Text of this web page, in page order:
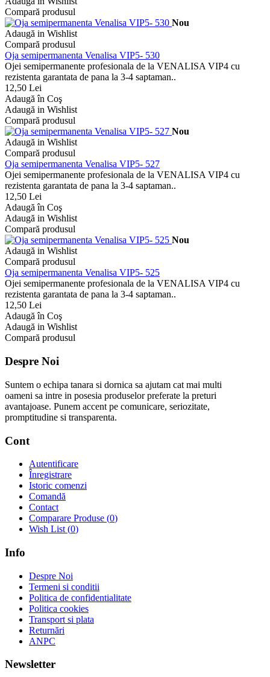
Compară produsul
Nou
Adaugă in Wishlist
Compară produsul
Oja semipermanenta Venalisa VIP5- 530
Ojei semipermanente profesionala de la VENALISA VIP4 cu
rezistenta garantata de pana la 3-4 saptaman..
12,50 Lei
Adaugă în Coş
Adaugă in Wishlist
Compară produsul
Nou
Adaugă in Wishlist
Compară produsul
Oja semipermanenta Venalisa VIP5- 527
Ojei semipermanente profesionala de la VENALISA VIP4 cu
rezistenta garantata de pana la 3-4 saptaman..
12,50 Lei
Adaugă în Coş
Adaugă in Wishlist
Compară produsul
Nou
Adaugă in Wishlist
Compară produsul
Oja semipermanenta Venalisa VIP5- 525
Ojei semipermanente profesionala de la VENALISA VIP4 cu
rezistenta garantata de pana la 3-4 saptaman..
12,50 Lei
Adaugă în Coş
Adaugă in Wishlist
Compară produsul
Despre Noi
Suntem o echipa tanara si dornica sa ajutam cat mai multi
oameni sa intre in posesia produselor preferate la preturi
avantajoase. Punem accent pe comunicare, seriozitate,
promptitudine si transparenta.
Cont
Autentificare
Înregistrare
Istoric comenzi
Comandă
Contact
Comparare Produse (0)
Wish List (0)
Info
Despre Noi
Termeni si conditii
Politica de confidentialitate
Politica cookies
Transport si plata
Returnări
ANPC
Newsletter